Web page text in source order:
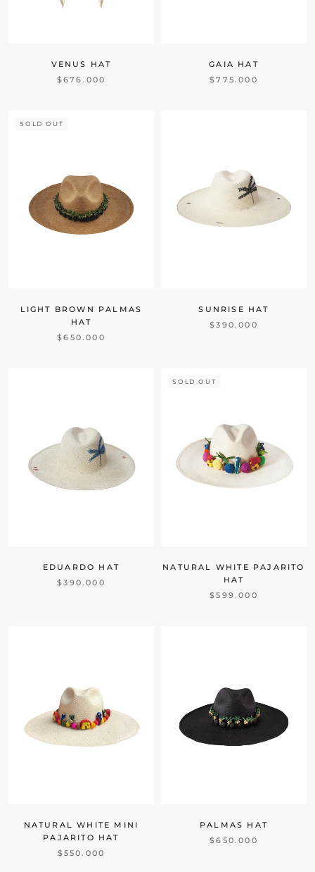
VENUS HAT
$676.000
GAIA HAT
$775.000
SOLD OUT
LIGHT BROWN PALMAS
HAT
$650.000
SUNRISE HAT
$390.000
EDUARDO HAT
$390.000
SOLD OUT
NATURAL WHITE PAJARITO
HAT
$599.000
NATURAL WHITE MINI
PAJARITO HAT
$550.000
PALMAS HAT
$650.000